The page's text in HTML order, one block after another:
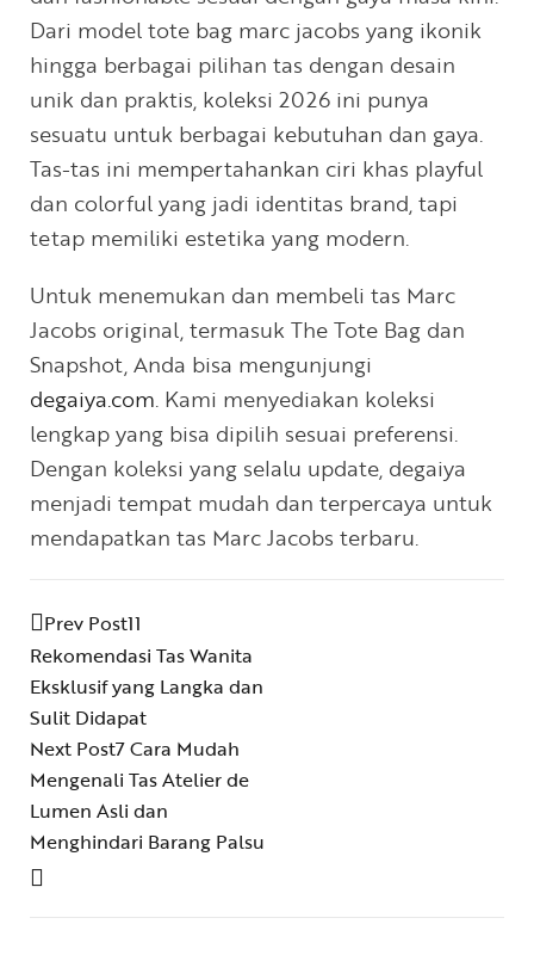
Dari model tote bag marc jacobs yang ikonik
hingga berbagai pilihan tas dengan desain
unik dan praktis, koleksi 2026 ini punya
sesuatu untuk berbagai kebutuhan dan gaya.
Tas-tas ini mempertahankan ciri khas playful
dan colorful yang jadi identitas brand, tapi
tetap memiliki estetika yang modern.
Untuk menemukan dan membeli tas Marc
Jacobs original, termasuk The Tote Bag dan
Snapshot, Anda bisa mengunjungi
degaiya.com. Kami menyediakan koleksi
lengkap yang bisa dipilih sesuai preferensi.
Dengan koleksi yang selalu update, degaiya
menjadi tempat mudah dan terpercaya untuk
mendapatkan tas Marc Jacobs terbaru.
Prev Post11
Rekomendasi Tas Wanita
Eksklusif yang Langka dan
Sulit Didapat
Next Post7 Cara Mudah
Mengenali Tas Atelier de
Lumen Asli dan
Menghindari Barang Palsu